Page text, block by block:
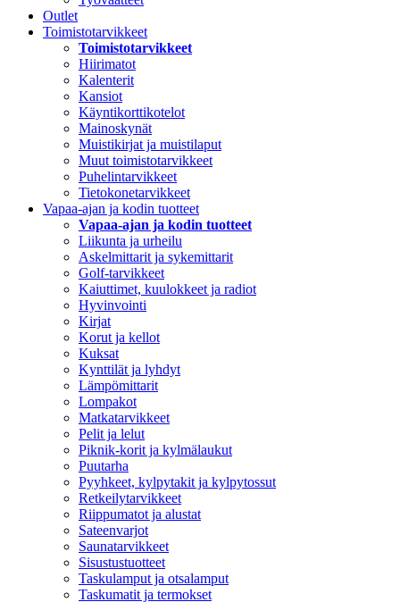
Outlet
Toimistotarvikkeet
Toimistotarvikkeet
Hiirimatot
Kalenterit
Kansiot
Käyntikorttikotelot
Mainoskynät
Muistikirjat ja muistilaput
Muut toimistotarvikkeet
Puhelintarvikkeet
Tietokonetarvikkeet
Vapaa-ajan ja kodin tuotteet
Vapaa-ajan ja kodin tuotteet
Liikunta ja urheilu
Askelmittarit ja sykemittarit
Golf-tarvikkeet
Kaiuttimet, kuulokkeet ja radiot
Hyvinvointi
Kirjat
Korut ja kellot
Kuksat
Kynttilät ja lyhdyt
Lämpömittarit
Lompakot
Matkatarvikkeet
Pelit ja lelut
Piknik-korit ja kylmälaukut
Puutarha
Pyyhkeet, kylpytakit ja kylpytossut
Retkeilytarvikkeet
Riippumatot ja alustat
Sateenvarjot
Saunatarvikkeet
Sisustustuotteet
Taskulamput ja otsalamput
Taskumatit ja termokset